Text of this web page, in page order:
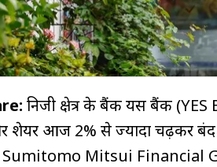
निजी क्षेत्र के बैंक यस बैंक
शेयर आज 2% से ज्यादा चढ़कर
Sumitomo Mitsui Financial